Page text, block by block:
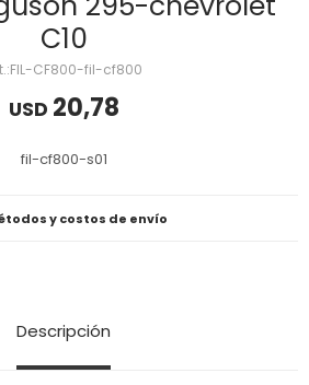
C10
FIL-CF800-fil-cf800
USD 20,78
fil-cf800-s01
y costos de envío
Descripción